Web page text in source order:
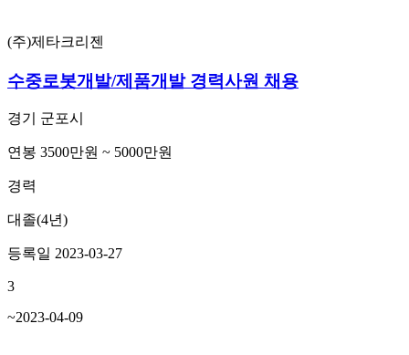
(주)제타크리젠
수중로봇개발/제품개발 경력사원 채용
경기 군포시
연봉 3500만원 ~ 5000만원
경력
대졸(4년)
등록일 2023-03-27
3
~2023-04-09